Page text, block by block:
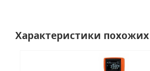
Характеристики